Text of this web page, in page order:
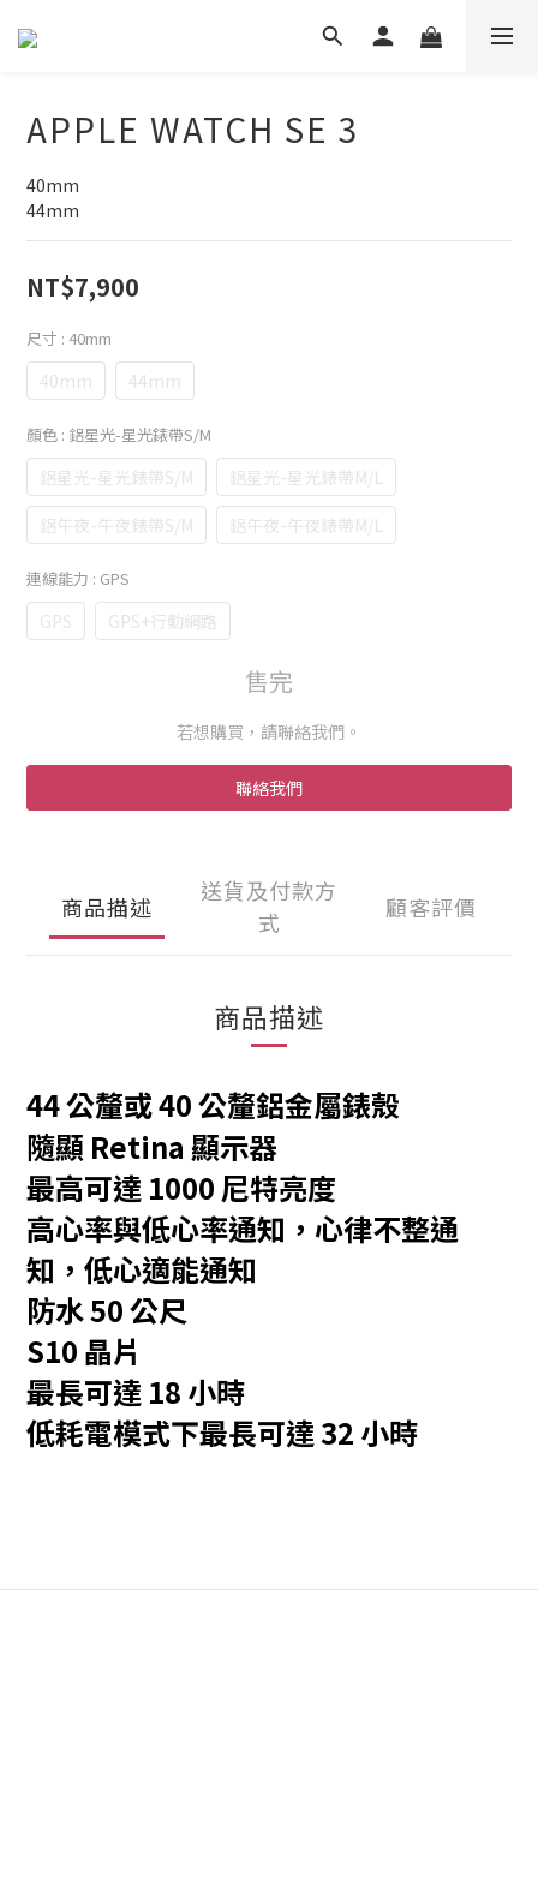
APPLE WATCH SE 3
40mm
44mm
NT$7,900
尺寸 : 40mm
40mm 44mm
顏色 : 鋁星光-星光錶帶S/M
鋁星光-星光錶帶S/M
鋁星光-星光錶帶M/L
鋁午夜-午夜錶帶S/M
鋁午夜-午夜錶帶M/L
連線能力 : GPS
GPS GPS+行動網路
售完
若想購買，請聯絡我們。
聯絡我們
商品描述
送貨及付款方
式
顧客評價
商品描述
44 公釐或 40 公釐鋁金屬錶殼
隨顯 Retina 顯示器
最高可達 1000 尼特亮度
高心率與低心率通知， 心律不整通
知， 低心適能通知
防水 50 公尺
S10 晶片
最長可達 18 小時
低耗電模式下最長可達 32 小時
腳